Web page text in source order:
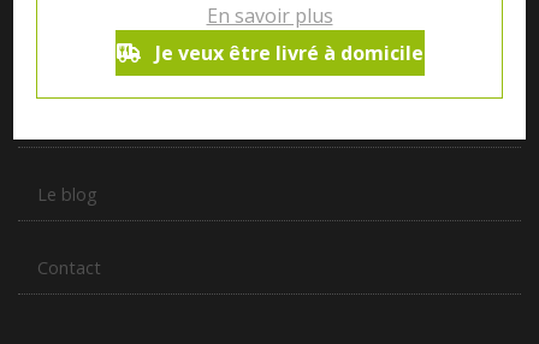
En savoir plus
Je veux être livré à domicile
produits de plus de 50 artisans et producteurs régionaux pour
vous servir du petit déjeuner au souper.
Le blog
Contact